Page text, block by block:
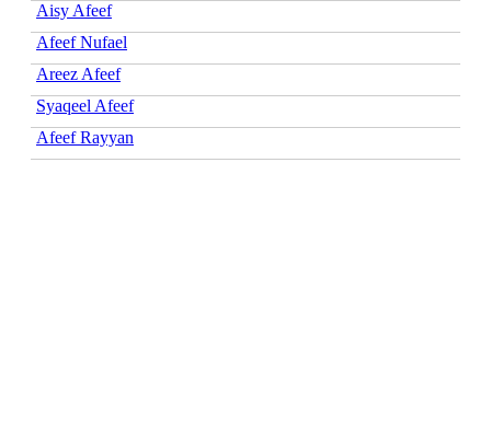
Aisy Afeef
Afeef Nufael
Areez Afeef
Syaqeel Afeef
Afeef Rayyan